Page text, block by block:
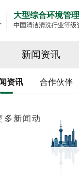
大型综合环境管
中国清洁清洗行业等级
新闻资讯
资讯 合作伙伴
多新闻动